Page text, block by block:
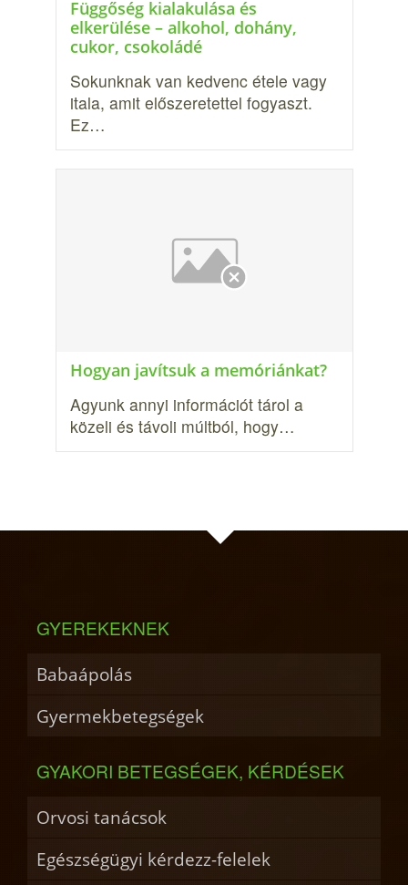
Függőség kialakulása és
elkerülése – alkohol, dohány,
cukor, csokoládé
Sokunknak van kedvenc étele vagy
itala, amit előszeretettel fogyaszt.
Ez…
Hogyan javítsuk a memóriánkat?
Agyunk annyi információt tárol a
közeli és távoli múltból, hogy…
GYEREKEKNEK
Babaápolás
Gyermekbetegségek
GYAKORI BETEGSÉGEK, KÉRDÉSEK
Orvosi tanácsok
Egészségügyi kérdezz-felelek